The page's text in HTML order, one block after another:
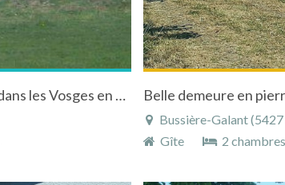
Chambres d'hôtes "Les Accacias" à Moyenmoutier dans les Vosges en Lorraine Belle demeure en
Bussière-Galant (5427
Gîte
2 chambres